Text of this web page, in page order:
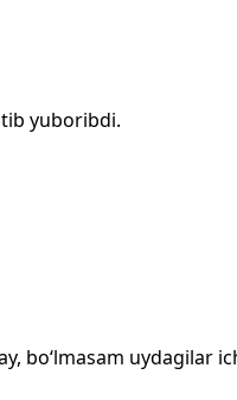
yuboribdi.
bo‘lmasam